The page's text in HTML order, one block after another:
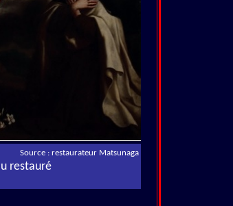
Source : restaurateur Matsunaga
restauré